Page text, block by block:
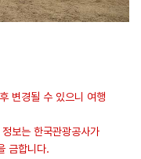
변경될 수 있으니 여행
보는 한국관광공사가
금합니다.